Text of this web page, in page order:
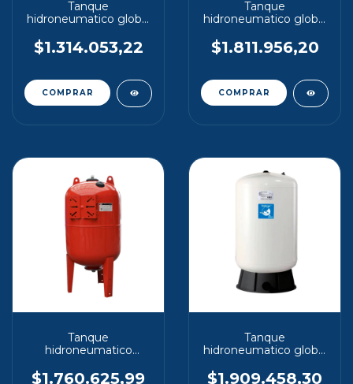
Tanque
hidroneumatico global
vertical
$1.314.053,22
Tanque
hidroneumatico global
vertical
$1.811.956,20
Tanque
hidroneumatico
vertical
$1.760.625,99
Tanque
hidroneumatico global
vertical
$1.909.458,30